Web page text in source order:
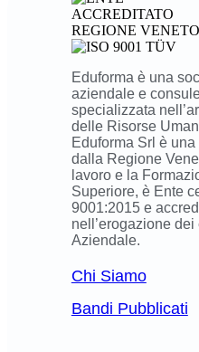
Eduforma è una
aziendale e
specializzata
delle Risorse
Eduforma Srl è
dalla Regione
lavoro e la
Superiore, è Ente
9001:2015 e
nell’erogazione
Aziendale.
Chi Siamo
Bandi Pubblicati